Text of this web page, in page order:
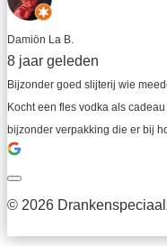
Damiön La B.
8 jaar geleden
Bijzonder goed slijterij wie
Kocht een fles vodka als
bijzonder verpakking die er bij
© 2026